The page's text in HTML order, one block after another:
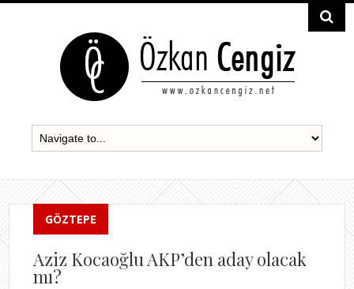
GÖZTEPE
Aziz Kocaoğlu AKP’den aday olacak
mı?